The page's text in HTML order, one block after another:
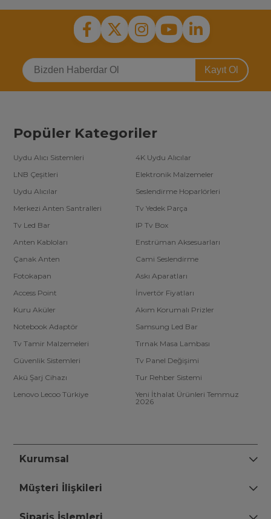
Kayıt Ol
Popüler Kategoriler
Uydu Alıcı Sistemleri
4K Uydu Alıcılar
LNB Çeşitleri
Elektronik Malzemeler
Uydu Alıcılar
Seslendirme Hoparlörleri
Merkezi Anten Santralleri
Tv Yedek Parça
Tv Led Bar
IP Tv Box
Anten Kabloları
Enstrüman Aksesuarları
Çanak Anten
Cami Seslendirme
Fotokapan
Askı Aparatları
Access Point
İnvertör Fiyatları
Kuru Aküler
Akım Korumalı Prizler
Notebook Adaptör
Samsung Led Bar
Tv Tamir Malzemeleri
Tırnak Masa Lambası
Güvenlik Sistemleri
Tv Panel Değişimi
Akü Şarj Cihazı
Tur Rehber Sistemi
Lenovo Lecoo Türkiye
Yeni İthalat Ürünleri Temmuz
2026
Kurumsal
Müşteri İlişkileri
Sipariş İşlemleri